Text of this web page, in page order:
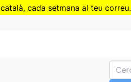
Vés
cada setmana al teu correu.